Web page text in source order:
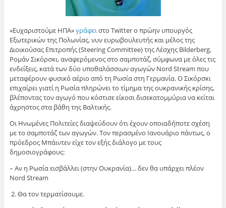
«Ευχαριστούμε ΗΠΑ»γράφειστο Twitter ο πρώην υπουργός
Εξωτερικών της Πολωνίας, νυν ευρωβουλευτής και μέλος της
Διοικούσας Επιτροπής (Steering Committee) της Λέσχης Bilderberg,
Ρομάν Σικόρσκι, αναφερόμενος στο σαμποτάζ, σύμφωνα με όλες τις
ενδείξεις, κατά των δύο υποθαλάσσιων αγωγών Nord Stream που
μεταφέρουν φυσικό αέριο από τη Ρωσία στη Γερμανία. Ο Σικόρσκι
επιχαίρει γιατί η Ρωσία πληρώνει το τίμημα της ουκρανικής κρίσης,
βλέποντας τον αγωγό που κόστισε είκοσι δισεκατομμύρια να κείται
άχρηστος στα βάθη της Βαλτικής.
Οι Ηνωμένες Πολιτείες διαψεύδουν ότι έχουν οποιαδήποτε σχέση
με το σαμποτάζ των αγωγών. Τον περασμένο Ιανουάριο πάντως, ο
πρόεδρος Μπάιντεν είχε τον εξής διάλογο με τους
δημοσιογράφους:
– Αν η Ρωσία εισβάλλει (στην Ουκρανία)… δεν θα υπάρχει πλέον
Nord Stream
2. Θα τον τερματίσουμε.